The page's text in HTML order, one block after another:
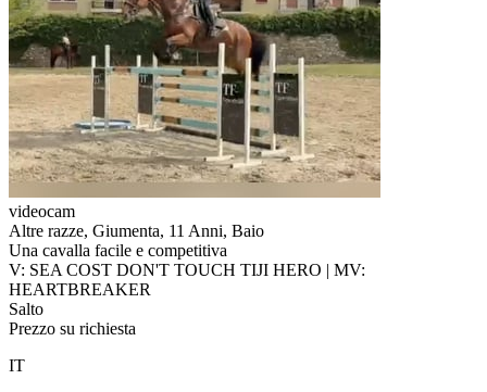
videocam
Altre razze, Giumenta, 11 Anni, Baio
Una cavalla facile e competitiva
V: SEA COST DON'T TOUCH TIJI HERO | MV:
HEARTBREAKER
Salto
Prezzo su richiesta
IT